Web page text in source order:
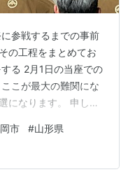
参戦するまでの事前
の工程をまとめてお
る 2月1日の当座での
こが最大の難関にな
になります。 申し込
月2日の春日神社で
：抽選結果と書
にA4サイズの書類が
市 #山形県